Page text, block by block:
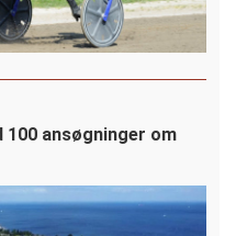
100 ansøgninger om